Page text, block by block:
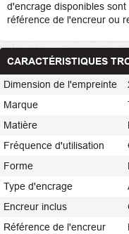
d'encrage disponibles
référence de l'encreur ou
CARACTÉRISTIQUES
Dimension de l'empreinte
Marque
Matière
Fréquence d'utilisation
Forme
Type d'encrage
Encreur inclus
Référence de l'encreur